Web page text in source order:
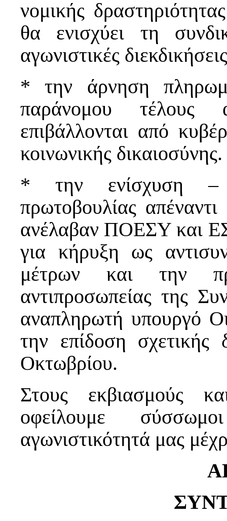
νομικής
θα ενισχύει τη
αγωνιστικές
* την άρνηση
παράνομου τέλους
επιβάλλονται από
κοινωνικής δικαιοσύνης.
* την ενίσχυση –
πρωτοβουλίας
ανέλαβαν ΠΟΕΣΥ και
για κήρυξη ως
μέτρων και την
αντιπροσωπείας της
αναπληρωτή υπουργό
την επίδοση σχετικής
Οκτωβρίου.
Στους εκβιασμούς
οφείλουμε
αγωνιστικότητά μας